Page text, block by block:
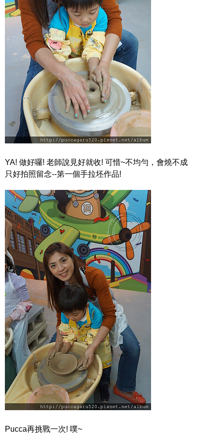
YA! 做好囉! 老師說見好就收! 可惜~不均勻，會燒不成
只好拍照留念--第一個手拉坯作品!
Pucca再挑戰一次! 噗~